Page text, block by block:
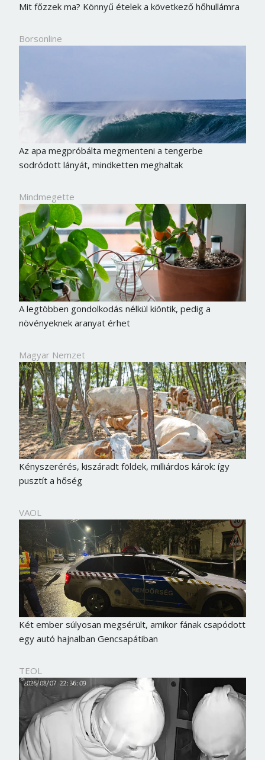
Mit főzzek ma? Könnyű ételek a következő hőhullámra
Borsonline
Az apa megpróbálta megmenteni a tengerbe
sodródott lányát, mindketten meghaltak
Mindmegette
A legtöbben gondolkodás nélkül kiöntik, pedig a
növényeknek aranyat érhet
Magyar Nemzet
Kényszerérés, kiszáradt földek, milliárdos károk: így
pusztít a hőség
VAOL
Két ember súlyosan megsérült, amikor fának csapódott
egy autó hajnalban Gencsapátiban
TEOL
Borsonline bejelentkezés
E-mail cím vagy felhasználónév